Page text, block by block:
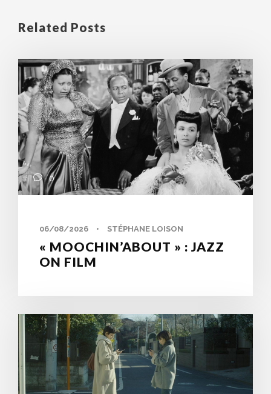
Related Posts
0
06/08/2026 • STÉPHANE LOISON
« MOOCHIN’ABOUT » : JAZZ
ON FILM